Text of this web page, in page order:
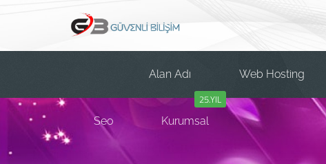
Alan Adı Web Hosting
Seo
25.YIL
Kurumsal